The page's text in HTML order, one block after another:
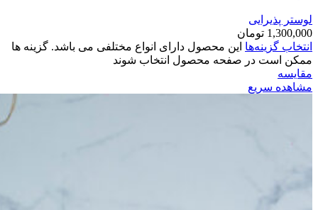
لوستر پذیرایی
1,300,000 تومان
انتخاب گزینه‌ها این محصول دارای انواع مختلفی می باشد. گزینه ها
ممکن است در صفحه محصول انتخاب شوند
مقایسه
مشاهده سریع